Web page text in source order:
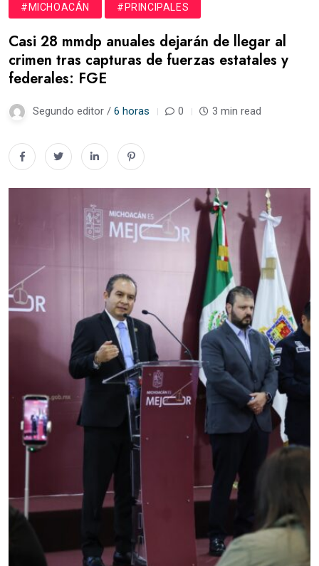
#MICHOACÁN #PRINCIPALES
Casi 28 mmdp anuales dejarán de llegar al
crimen tras capturas de fuerzas estatales y
federales: FGE
Segundo editor / 6 horas 0 3 min read